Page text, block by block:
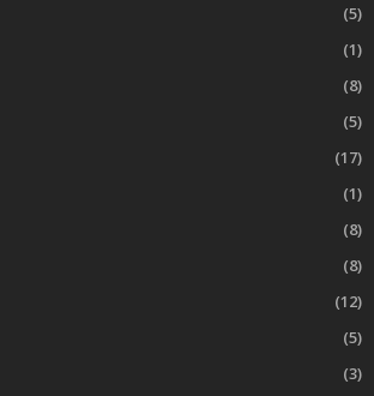
(5)
(1)
(8)
(5)
(17)
(1)
(8)
(8)
(12)
(5)
(3)